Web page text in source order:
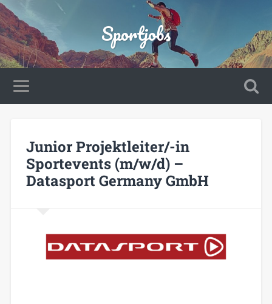
Sportjobs
Junior Projektleiter/-in
Sportevents (m/w/d) –
Datasport Germany GmbH